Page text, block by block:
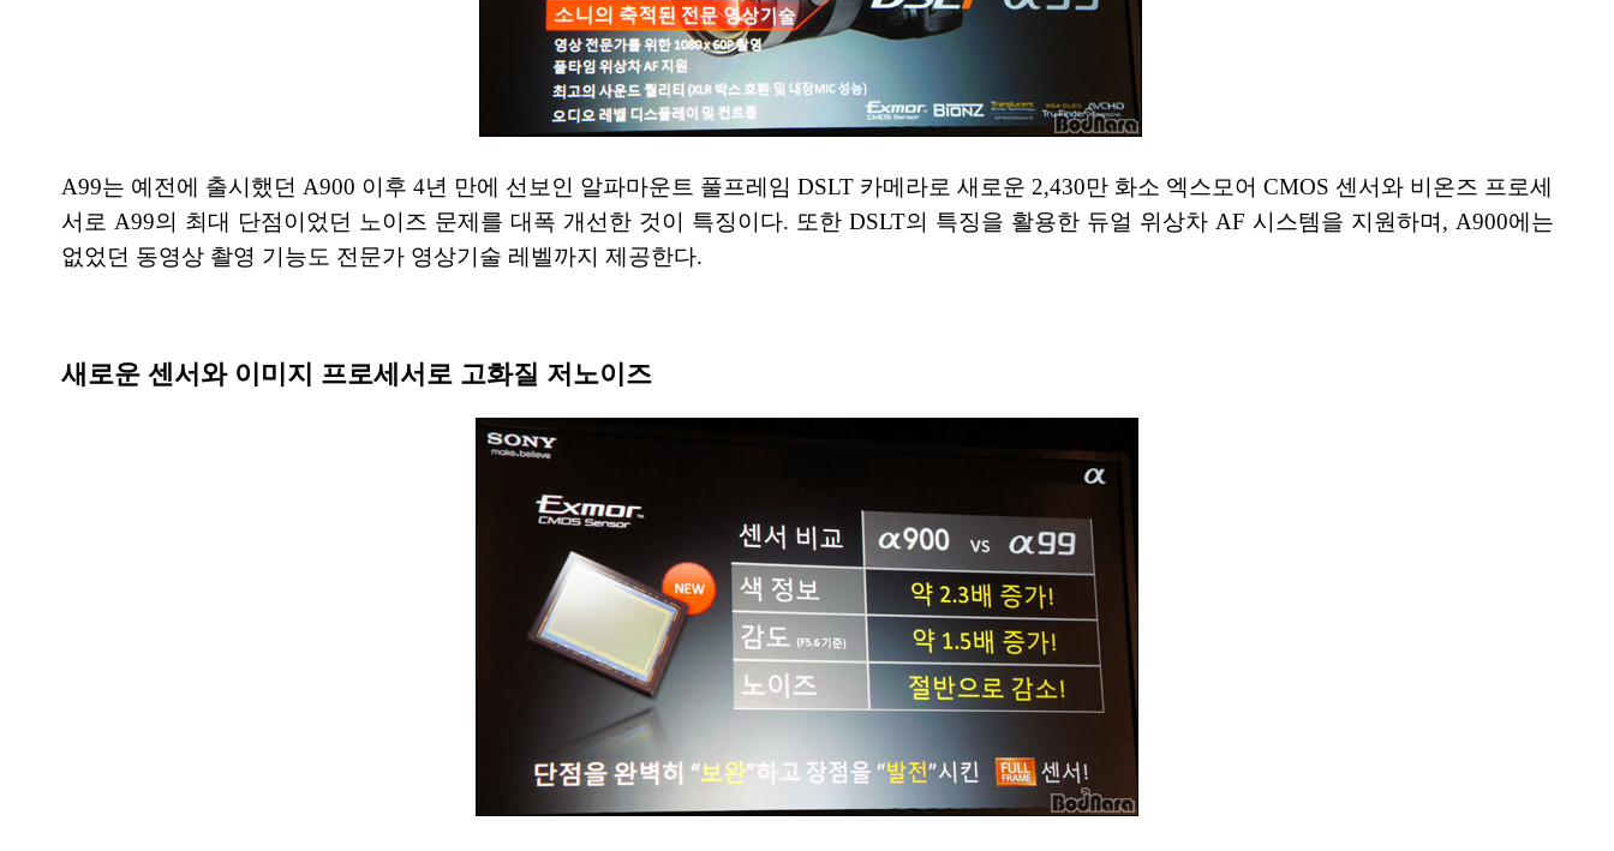
A99는 예전에 출시했던 A900 이후 4년 만에 선보인 알파마운트 풀프레임 DSLT 카메라로 새로운 2,430만 화소 엑스모어 CMOS 센서와 비온즈 프로세
서로 A99의 최대 단점이었던 노이즈 문제를 대폭 개선한 것이 특징이다. 또한 DSLT의 특징을 활용한 듀얼 위상차 AF 시스템을 지원하며, A900에는
없었던 동영상 촬영 기능도 전문가 영상기술 레벨까지 제공한다.
새로운 센서와 이미지 프로세서로 고화질 저노이즈